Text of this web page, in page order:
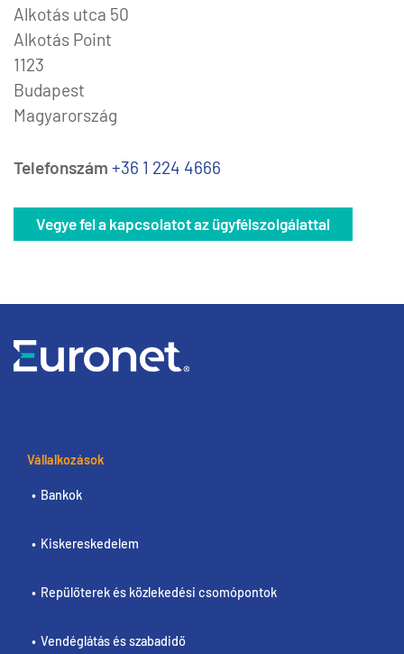
Alkotás utca 50
Alkotás Point
1123
Budapest
Magyarország
Telefonszám +36 1 224 4666
Vegye fel a kapcsolatot az ügyfélszolgálattal
Vállalkozások
Bankok
Kiskereskedelem
Repülőterek és közlekedési csomópontok
Vendéglátás és szabadidő